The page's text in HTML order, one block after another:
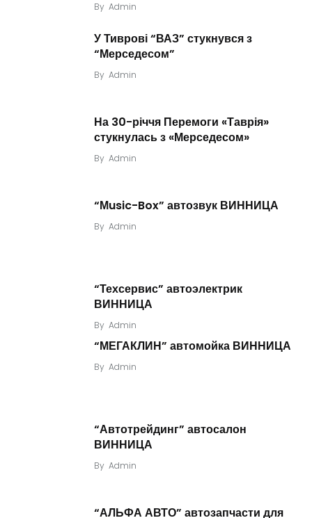
By Admin
У Тиврові “ВАЗ” стукнувся з
“Мерседесом”
By Admin
На 30-річчя Перемоги «Таврія»
стукнулась з «Мерседесом»
By Admin
“Мusic-Box” автозвук ВИННИЦА
By Admin
“Техсервис” автоэлектрик
ВИННИЦА
By Admin
“МЕГАКЛИН” автомойка ВИННИЦА
By Admin
“Автотрейдинг” автосалон
ВИННИЦА
By Admin
“АЛЬФА АВТО” автозапчасти для